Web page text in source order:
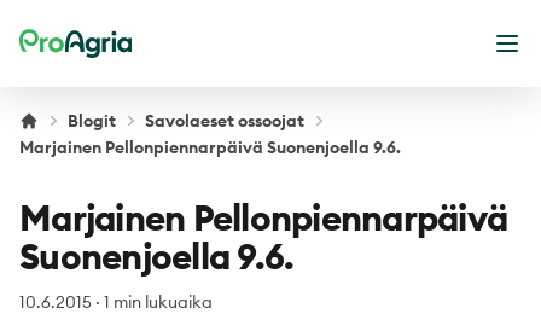
ProAgria
Blogit
Savolaeset ossoojat
Marjainen Pellonpiennarpäivä Suonenjoella 9.6.
Marjainen Pellonpiennarpäivä
Suonenjoella 9.6.
10.6.2015 · 1 min lukuaika